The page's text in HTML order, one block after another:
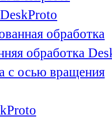
обработка
обработка
с осью вращения